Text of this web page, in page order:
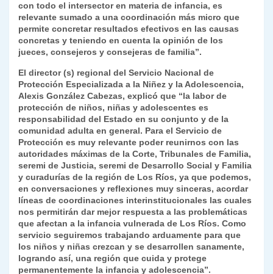
con todo el intersector en materia de infancia, es
relevante sumado a una coordinación más micro que
permite concretar resultados efectivos en las causas
concretas y teniendo en cuenta la opinión de los
jueces, consejeros y consejeras de familia”.
El director (s) regional del Servicio Nacional de
Protección Especializada a la Niñez y la Adolescencia,
Alexis González Cabezas, explicó que “la labor de
protección de niños, niñas y adolescentes es
responsabilidad del Estado en su conjunto y de la
comunidad adulta en general. Para el Servicio de
Protección es muy relevante poder reunirnos con las
autoridades máximas de la Corte, Tribunales de Familia,
seremi de Justicia, seremi de Desarrollo Social y Familia
y curadurías de la región de Los Ríos, ya que podemos,
en conversaciones y reflexiones muy sinceras, acordar
líneas de coordinaciones interinstitucionales las cuales
nos permitirán dar mejor respuesta a las problemáticas
que afectan a la infancia vulnerada de Los Ríos. Como
servicio seguiremos trabajando arduamente para que
los niños y niñas crezcan y se desarrollen sanamente,
logrando así, una región que cuida y protege
permanentemente la infancia y adolescencia”.